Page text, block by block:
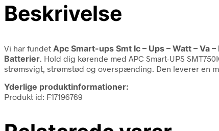
Beskrivelse
Vi har fundet Apc Smart-ups Smt Ic – Ups – Watt – Va
Batterier . Hold dig kørende med APC Smart-UPS
strømsvigt, strømstød og overspænding. Den leverer en
Yderlige produktinformationer:
Produkt id: F17196769